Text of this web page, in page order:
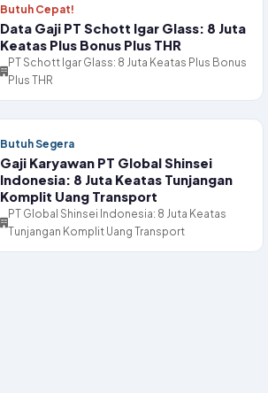
Butuh Cepat!
Data Gaji PT Schott Igar Glass: 8 Juta
Keatas Plus Bonus Plus THR
PT Schott Igar Glass: 8 Juta Keatas Plus Bonus
Plus THR
Butuh Segera
Gaji Karyawan PT Global Shinsei
Indonesia: 8 Juta Keatas Tunjangan
Komplit Uang Transport
PT Global Shinsei Indonesia: 8 Juta Keatas
Tunjangan Komplit Uang Transport